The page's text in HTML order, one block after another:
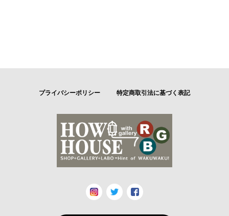
プライバシーポリシー 特定商取引法に基づく表記